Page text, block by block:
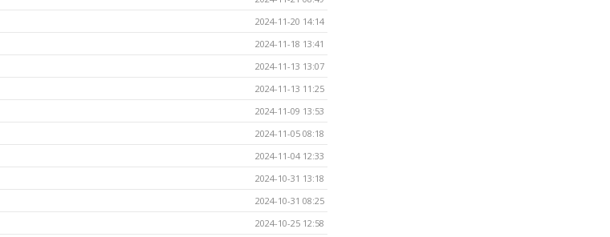
2024-11-20 14:14
2024-11-18 13:41
2024-11-13 13:07
2024-11-13 11:25
2024-11-09 13:53
2024-11-05 08:18
2024-11-04 12:33
2024-10-31 13:18
2024-10-31 08:25
2024-10-25 12:58